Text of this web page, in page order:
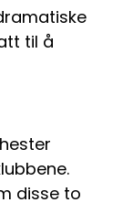
til å
disse to